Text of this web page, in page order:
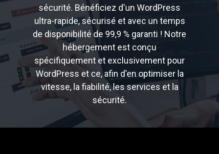
sécurité. Bénéficiez d'un WordPress
ultra-rapide, sécurisé et avec un temps
de disponibilité de 99,9 % garanti ! Notre
hébergement est conçu
spécifiquement et exclusivement pour
WordPress et ce, afin d'en optimiser la
vitesse, la fiabilité, les services et la
sécurité.